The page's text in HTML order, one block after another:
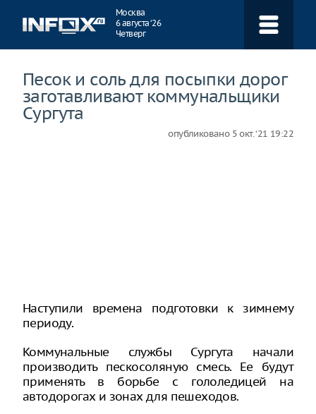
Москва
6 августа ‘26
Четверг
Песок и соль для посыпки дорог
заготавливают коммунальщики
Сургута
опубликовано 5 окт. ‘21 19:22
Наступили времена подготовки к зимнему
периоду.
Коммунальные службы Сургута начали
производить пескосоляную смесь. Ее будут
применять в борьбе с гололедицей на
автодорогах и зонах для пешеходов.